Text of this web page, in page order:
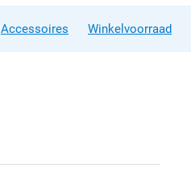
Accessoires Winkelvoorraad